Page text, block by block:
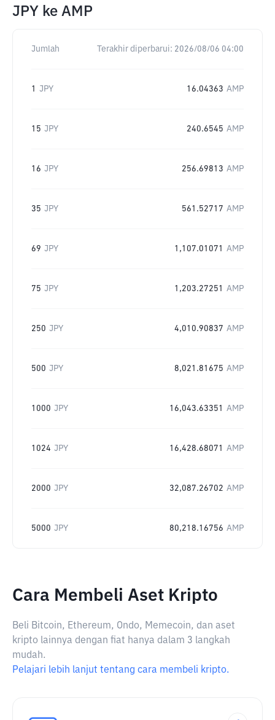
JPY ke AMP
Jumlah Terakhir diperbarui: 2026/08/06 04:00
1 JPY 16.04363 AMP
15 JPY 240.6545 AMP
16 JPY 256.69813 AMP
35 JPY 561.52717 AMP
69 JPY 1,107.01071 AMP
75 JPY 1,203.27251 AMP
250 JPY 4,010.90837 AMP
500 JPY 8,021.81675 AMP
1000 JPY 16,043.63351 AMP
1024 JPY 16,428.68071 AMP
2000 JPY 32,087.26702 AMP
5000 JPY 80,218.16756 AMP
Cara Membeli Aset Kripto
Beli Bitcoin, Ethereum, Ondo, Memecoin, dan aset
kripto lainnya dengan fiat hanya dalam 3 langkah
mudah.
Pelajari lebih lanjut tentang cara membeli kripto.